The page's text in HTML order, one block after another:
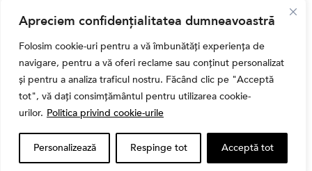
Apreciem confidențialitatea dumneavoastră
Folosim cookie-uri pentru a vă îmbunătăți experiența de
navigare, pentru a vă oferi reclame sau conținut personalizat
și pentru a analiza traficul nostru. Făcând clic pe "Acceptă
tot", vă dați consimțământul pentru utilizarea cookie-
urilor. Politica privind cookie-urile
Personalizează Respinge tot Acceptă tot
Bursa
Cum a evoluat sectorul bancar listat la BVB? BT și
BRD, față în față după T1 2026